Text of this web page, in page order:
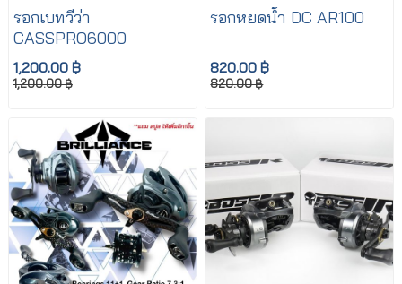
รอกเบทวีว่า
CASSPRO6000
1,200.00 ฿
1,200.00 ฿
รอกหยดน้ำ DC AR100
820.00 ฿
820.00 ฿